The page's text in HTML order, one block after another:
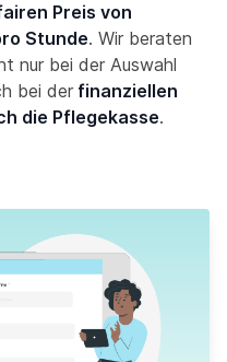
Preis von
Stunde. Wir beraten
nur bei der Auswahl
bei der finanziellen
die Pflegekasse.